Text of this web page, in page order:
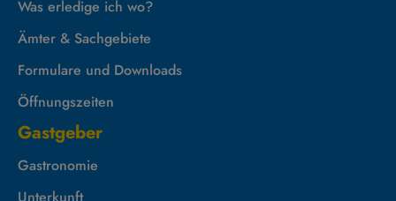
Was erledige ich wo?
Ämter & Sachgebiete
Formulare und Downloads
Öffnungszeiten
Gastgeber
Gastronomie
Unterkunft